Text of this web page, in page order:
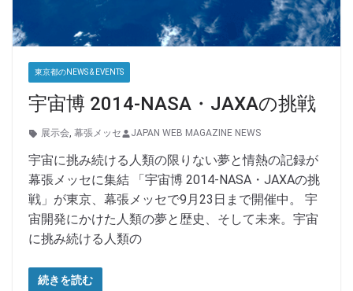
東京都のNEWS & EVENTS
宇宙博 2014-NASA・JAXAの挑戦
展示会, 幕張メッセ JAPAN WEB MAGAZINE NEWS
宇宙に挑み続ける人類の限りない夢と情熱の記録が
幕張メッセに集結 「宇宙博 2014-NASA・JAXAの挑
戦」が東京、幕張メッセで9月23日まで開催中。 宇
宙開発にかけた人類の夢と歴史、そして未来。宇宙
に挑み続ける人類の
続きを読む